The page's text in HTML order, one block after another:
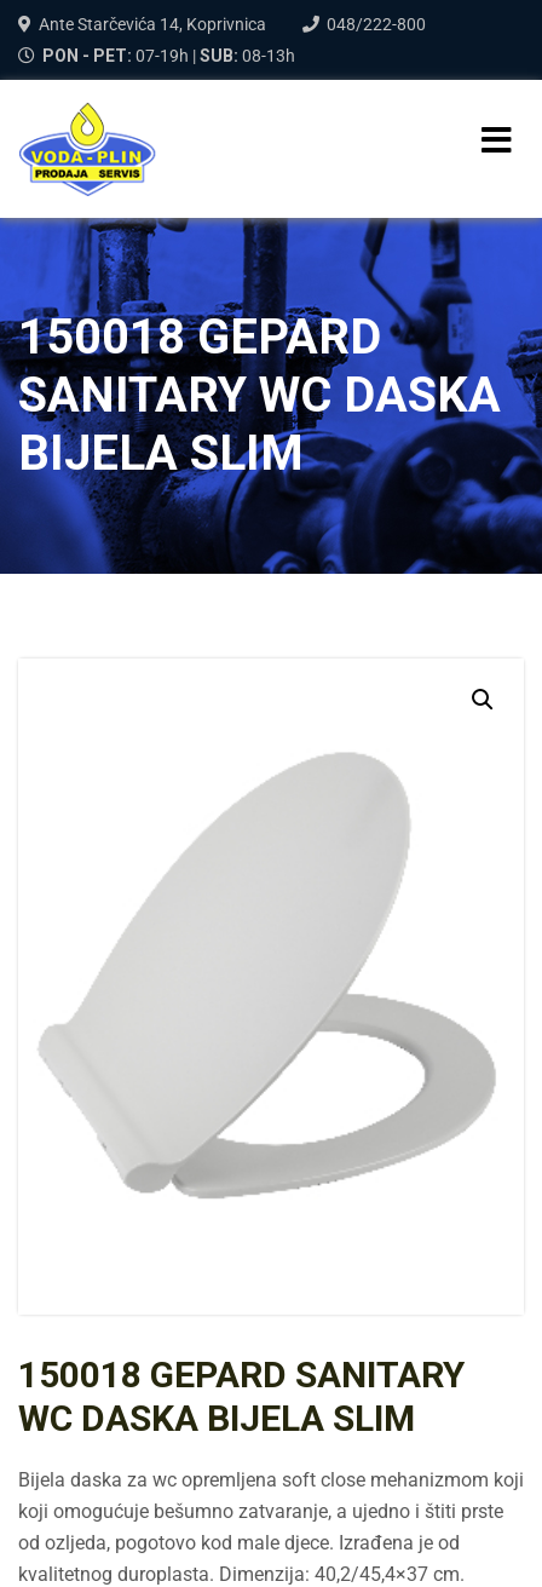
Ante Starčevića 14, Koprivnica
048/222-800
PON - PET: 07-19h |SUB: 08-13h
150018 GEPARD
SANITARY WC DASKA
BIJELA SLIM
150018 GEPARD SANITARY
WC DASKA BIJELA SLIM
Bijela daska za wc opremljena soft close mehanizmom koji
koji omogućuje bešumno zatvaranje, a ujedno i štiti prste
od ozljeda, pogotovo kod male djece. Izrađena je od
kvalitetnog duroplasta. Dimenzija: 40,2/45,4×37 cm.